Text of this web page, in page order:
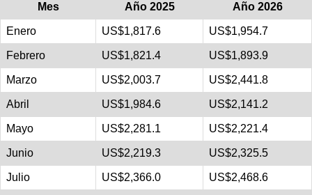
Mes Año 2025 Año 2026
Enero US$1,817.6 US$1,954.7
Febrero US$1,821.4 US$1,893.9
Marzo US$2,003.7 US$2,441.8
Abril US$1,984.6 US$2,141.2
Mayo US$2,281.1 US$2,221.4
Junio US$2,219.3 US$2,325.5
Julio US$2,366.0 US$2,468.6